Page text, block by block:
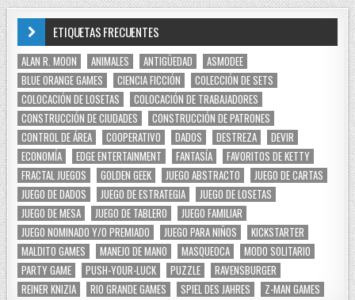
ETIQUETAS FRECUENTES
ALAN R. MOON ANIMALES ANTIGÜEDAD
ASMODEE
BLUE ORANGE GAMES
CIENCIA FICCIÓN
COLECCIÓN DE SETS
COLOCACIÓN DE LOSETAS
COLOCACIÓN DE TRABAJADORES
CONSTRUCCIÓN DE CIUDADES
CONSTRUCCIÓN DE PATRONES
CONTROL DE ÁREA
COOPERATIVO DADOS DESTREZA
DEVIR
ECONOMÍA
EDGE ENTERTAINMENT FANTASÍA
FAVORITOS DE KETTY
FRACTAL JUEGOS
GOLDEN GEEK JUEGO ABSTRACTO
JUEGO DE CARTAS
JUEGO DE DADOS
JUEGO DE ESTRATEGIA
JUEGO DE LOSETAS
JUEGO DE MESA
JUEGO DE TABLERO
JUEGO FAMILIAR
JUEGO NOMINADO Y/O PREMIADO
JUEGO PARA NIÑOS
KICKSTARTER
MALDITO GAMES
MANEJO DE MANO MASQUEOCA
MODO SOLITARIO
PARTY GAME
PUSH-YOUR-LUCK PUZZLE
RAVENSBURGER
REINER KNIZIA
RIO GRANDE GAMES SPIEL DES JAHRES Z-MAN GAMES